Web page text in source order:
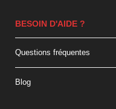
BESOIN D'AIDE ?
Questions fréquentes
Blog